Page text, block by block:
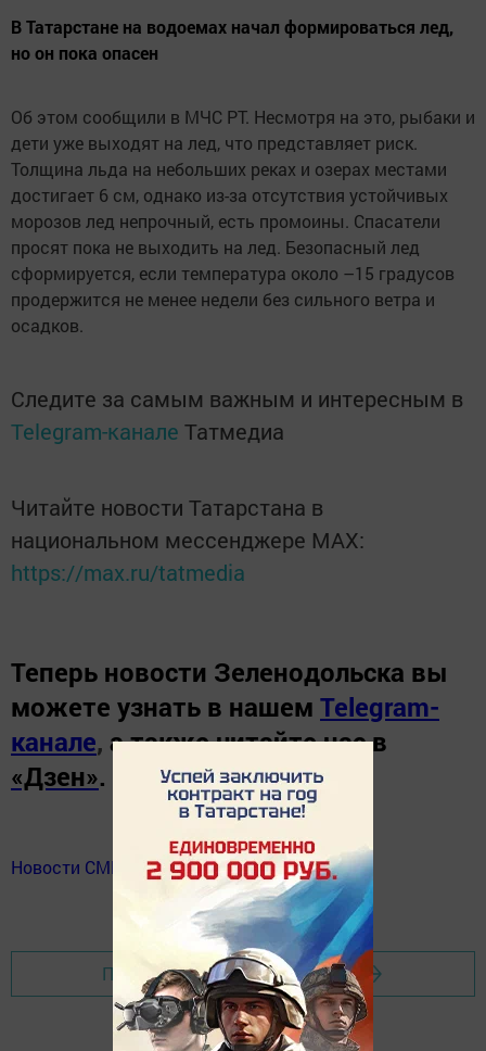
В Татарстане на водоемах начал формироваться лед,
но он пока опасен
Об этом сообщили в МЧС РТ. Несмотря на это, рыбаки и
дети уже выходят на лед, что представляет риск.
Толщина льда на небольших реках и озерах местами
достигает 6 см, однако из-за отсутствия устойчивых
морозов лед непрочный, есть промоины. Спасатели
просят пока не выходить на лед. Безопасный лед
сформируется, если температура около –15 градусов
продержится не менее недели без сильного ветра и
осадков.
Следите за самым важным и интересным в
Telegram-канале Татмедиа
Читайте новости Татарстана в
национальном мессенджере MАХ:
https://max.ru/tatmedia
Теперь новости Зеленодольска вы
можете узнать в нашем Telegram-
канале, а также читайте нас в
«Дзен».
Новости СМИ2
Перейти на страницу новости